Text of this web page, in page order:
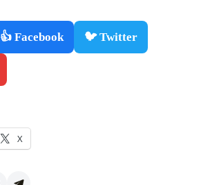
👍 Facebook 🐦 Twitter
X